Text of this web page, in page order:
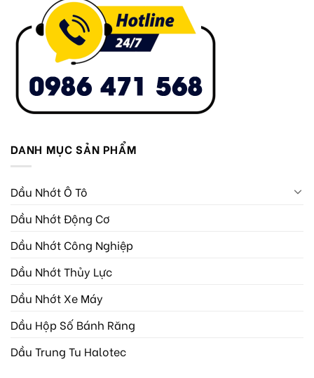
DANH MỤC SẢN PHẨM
Dầu Nhớt Ô Tô
Dầu Nhớt Động Cơ
Dầu Nhớt Công Nghiệp
Dầu Nhớt Thủy Lực
Dầu Nhớt Xe Máy
Dầu Hộp Số Bánh Răng
Dầu Trung Tu Halotec